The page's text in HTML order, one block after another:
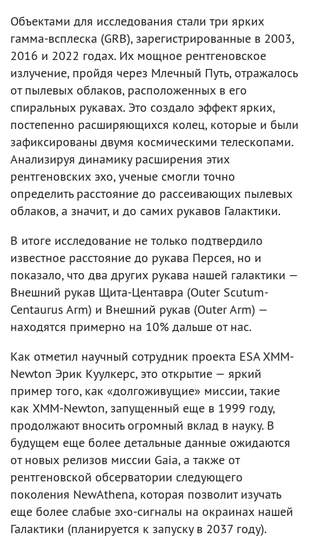
Объектами для исследования стали три ярких
гамма-всплеска (GRB), зарегистрированные в 2003,
2016 и 2022 годах. Их мощное рентгеновское
излучение, пройдя через Млечный Путь, отражалось
от пылевых облаков, расположенных в его
спиральных рукавах. Это создало эффект ярких,
постепенно расширяющихся колец, которые и были
зафиксированы двумя космическими телескопами.
Анализируя динамику расширения этих
рентгеновских эхо, ученые смогли точно
определить расстояние до рассеивающих пылевых
облаков, а значит, и до самих рукавов Галактики.
В итоге исследование не только подтвердило
известное расстояние до рукава Персея, но и
показало, что два других рукава нашей галактики —
Внешний рукав Щита-Центавра (Outer Scutum-
Centaurus Arm) и Внешний рукав (Outer Arm) —
находятся примерно на 10% дальше от нас.
Как отметил научный сотрудник проекта ESA XMM-
Newton Эрик Куулкерс, это открытие — яркий
пример того, как «долгоживущие» миссии, такие
как XMM-Newton, запущенный еще в 1999 году,
продолжают вносить огромный вклад в науку. В
будущем еще более детальные данные ожидаются
от новых релизов миссии Gaia, а также от
рентгеновской обсерватории следующего
поколения NewAthena, которая позволит изучать
еще более слабые эхо-сигналы на окраинах нашей
Галактики (планируется к запуску в 2037 году).